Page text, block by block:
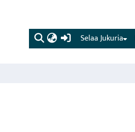
(current)
Selaa Jukuria